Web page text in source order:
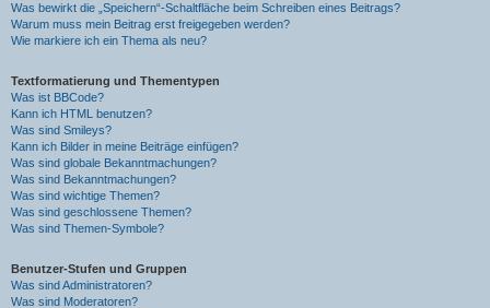
Was bewirkt die „Speichern“-Schaltfläche beim Schreiben eines Beitrags?
Warum muss mein Beitrag erst freigegeben werden?
Wie markiere ich ein Thema als neu?
Textformatierung und Thementypen
Was ist BBCode?
Kann ich HTML benutzen?
Was sind Smileys?
Kann ich Bilder in meine Beiträge einfügen?
Was sind globale Bekanntmachungen?
Was sind Bekanntmachungen?
Was sind wichtige Themen?
Was sind geschlossene Themen?
Was sind Themen-Symbole?
Benutzer-Stufen und Gruppen
Was sind Administratoren?
Was sind Moderatoren?